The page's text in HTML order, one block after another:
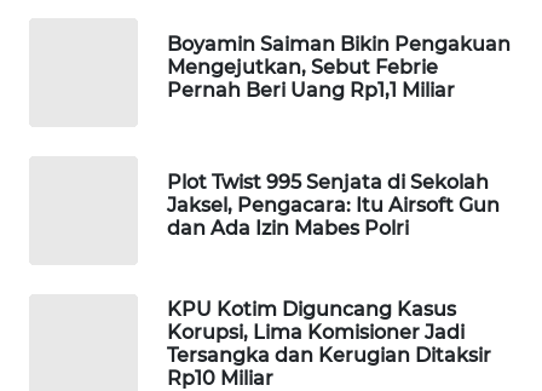
Boyamin Saiman Bikin Pengakuan
Mengejutkan, Sebut Febrie
Pernah Beri Uang Rp1,1 Miliar
Plot Twist 995 Senjata di Sekolah
Jaksel, Pengacara: Itu Airsoft Gun
dan Ada Izin Mabes Polri
KPU Kotim Diguncang Kasus
Korupsi, Lima Komisioner Jadi
Tersangka dan Kerugian Ditaksir
Rp10 Miliar